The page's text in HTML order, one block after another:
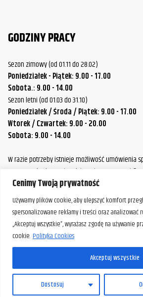
Cenimy Twoją prywatność
Używamy plików cookie, aby ulepszyć komfort
spersonalizowane reklamy i treści oraz analizować
„Akceptuj wszystkie”, wyrażasz zgodę na używanie
cookie. Polityka Cookies
Dostosuj
Akceptuj wszystkie
GODZINY PRACY
Sezon zimowy (od 01.11 do 28.02)
Poniedziałek - Piątek: 9.00 - 17.00
Sobota.: 9.00 - 14.00
Sezon letni (od 01.03 do 31.10)
Poniedziałek / Środa / Piątek: 9.00 - 17.00
Wtorek / Czwartek: 9.00 - 20.00
Sobota: 9.00 - 14.00
W razie potrzeby istnieje możliwość umówienia
poza standardowymi godzinami pracy naszej firmy.
Prosimy o wcześniejszy kontakt, aby ustalić